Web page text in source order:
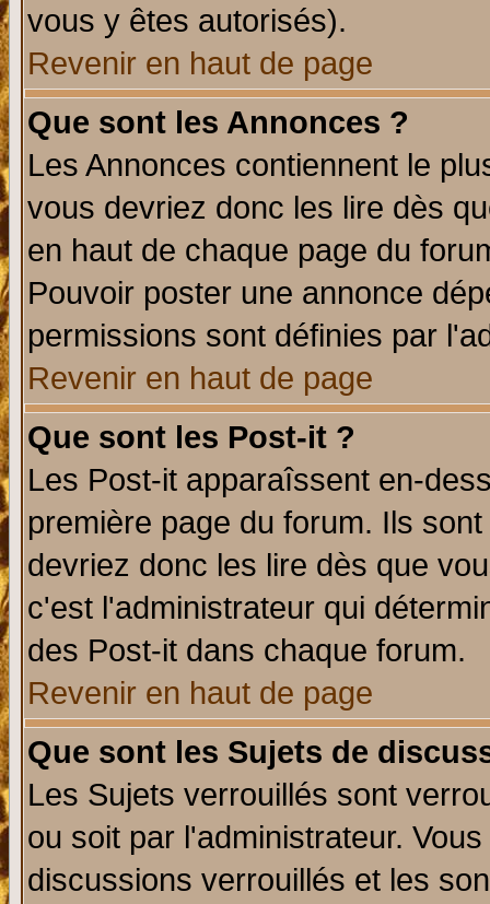
vous y êtes autorisés).
Revenir en haut de page
Que sont les Annonces ?
Les Annonces contiennent le
vous devriez donc les lire dès
en haut de chaque page du
Pouvoir poster une annonce
permissions sont définies par
Revenir en haut de page
Que sont les Post-it ?
Les Post-it apparaîssent en-
première page du forum. Ils
devriez donc les lire dès que
c'est l'administrateur qui
des Post-it dans chaque forum.
Revenir en haut de page
Que sont les Sujets de
Les Sujets verrouillés sont
ou soit par l'administrateur.
discussions verrouillés et les